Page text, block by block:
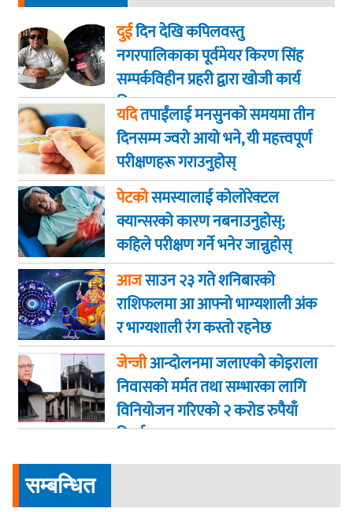
दुईदिन देखि कपिलवस्तु
नगरपालिकाका पूर्वमेयर किरण सिंह
सम्पर्कविहीन प्रहरी द्वारा खाेजी कार्य
तिब्रता
यदितपाईंलाई मनसुनको समयमा तीन
दिनसम्म ज्वरो आयो भने, यी महत्त्वपूर्ण
परीक्षणहरू गराउनुहोस्
पेटकोसमस्यालाई कोलोरेक्टल
क्यान्सरको कारण नबनाउनुहोस्;
कहिले परीक्षण गर्ने भनेर जान्नुहोस्
आजसाउन २३ गते शनिबारकाे
राशिफलमा आ आफ्नो भाग्यशाली अंक
र भाग्यशाली रंग कस्तो रहनेछ
जेन्जीआन्दोलनमा जलाएकाे कोइराला
निवासको मर्मत तथा सम्भारका लागि
विनियोजन गरिएको २ करोड रुपैयाँ
फिर्ता
सम्बन्धित